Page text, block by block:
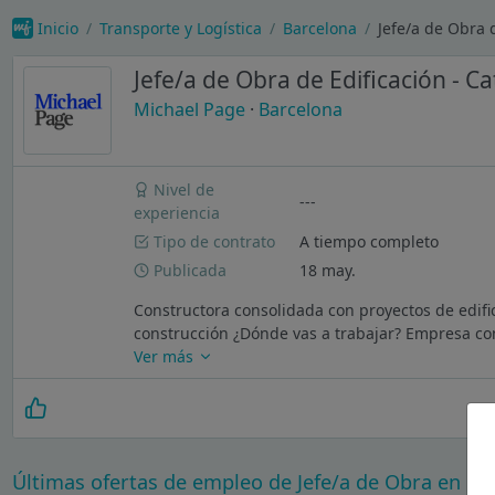
Inicio Transporte y Logística Barcelona Jefe/a de Obra
Jefe/a de Obra de Edificación -
Michael Page · Barcelona
Nivel de
experiencia
---
Tipo de contrato
A tiempo completo
Publicada
18 may.
Constructora consolidada con proyectos de
construcción ¿Dónde vas a trabajar? Empresa
Ver más
Últimas ofertas de empleo de Jefe/a de Obra en